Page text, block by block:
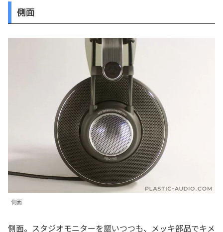
側面
側面
側面。スタジオモニターを謳いつつも、メッキ部品でキメ